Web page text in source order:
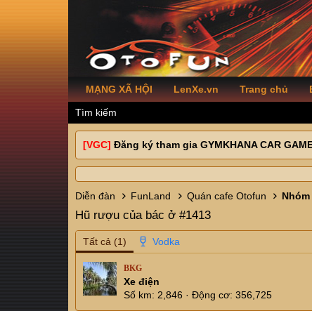
MẠNG XÃ HỘI LenXe.vn Trang chủ
Tìm kiếm
[VGC] Đăng ký tham gia GYMKHANA CAR
Diễn đàn FunLand Quán cafe Otofun
Hũ rượu của bác ở #1413
Tất cả (1)
BKG
Xe điện
Số km 2,846 Động cơ 356,725